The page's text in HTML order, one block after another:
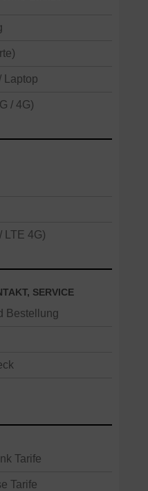
Laptop
/ 4G)
LTE 4G)
SERVICE
Bestellung
Tarife
Tarife